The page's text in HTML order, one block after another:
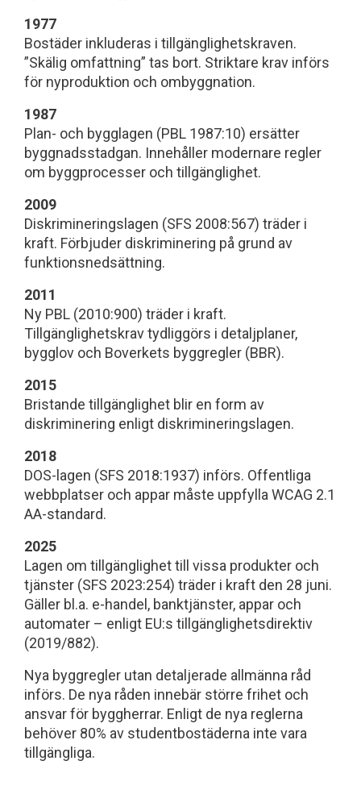
1977
Bostäder inkluderas i tillgänglighetskraven.
”Skälig omfattning” tas bort. Striktare krav införs
för nyproduktion och ombyggnation.
1987
Plan- och bygglagen (PBL 1987:10) ersätter
byggnadsstadgan. Innehåller modernare regler
om byggprocesser och tillgänglighet.
2009
Diskrimineringslagen (SFS 2008:567) träder i
kraft. Förbjuder diskriminering på grund av
funktionsnedsättning.
2011
Ny PBL (2010:900) träder i kraft.
Tillgänglighetskrav tydliggörs i detaljplaner,
bygglov och Boverkets byggregler (BBR).
2015
Bristande tillgänglighet blir en form av
diskriminering enligt diskrimineringslagen.
2018
DOS-lagen (SFS 2018:1937) införs. Offentliga
webbplatser och appar måste uppfylla WCAG 2.1
AA-standard.
2025
Lagen om tillgänglighet till vissa produkter och
tjänster (SFS 2023:254) träder i kraft den 28 juni.
Gäller bl.a. e-handel, banktjänster, appar och
automater – enligt EU:s tillgänglighetsdirektiv
(2019/882).
Nya byggregler utan detaljerade allmänna råd
införs. De nya råden innebär större frihet och
ansvar för byggherrar. Enligt de nya reglerna
behöver 80% av studentbostäderna inte vara
tillgängliga.